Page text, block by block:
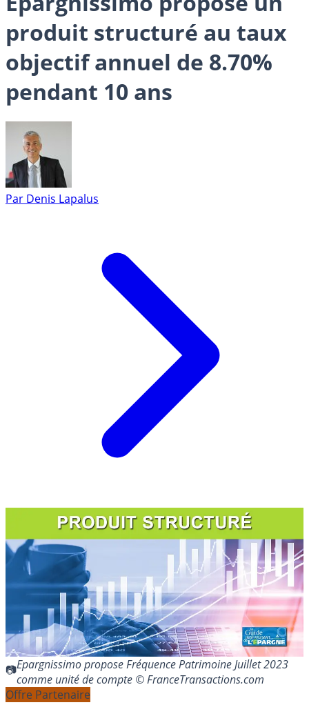
produit structuré au taux
objectif annuel de 8.70%
pendant 10 ans
Par Denis Lapalus
Epargnissimo propose Fréquence Patrimoine Juillet 2023
comme unité de compte © FranceTransactions.com
Offre Partenaire